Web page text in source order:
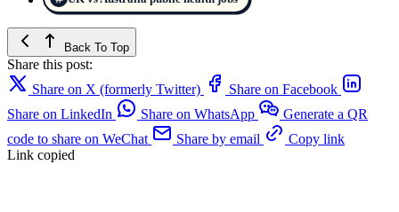
Back To Top
Share this post:
Share on X (formerly Twitter)
Share on Facebook
Share on LinkedIn
Share on WhatsApp
Generate a QR
code to share on WeChat
Share by email
Copy link
Link copied